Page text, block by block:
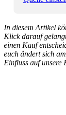
In diesem Artikel
Klick darauf
einen Kauf
euch ändert sich
Einfluss auf unsere